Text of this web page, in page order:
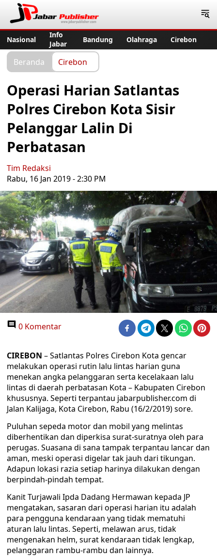
Nasional
Info
Jabar
Bandung Olahraga Cirebon
Beranda Cirebon
Operasi Harian Satlantas
Polres Cirebon Kota Sisir
Pelanggar Lalin Di
Perbatasan
Tim Redaksi
Rabu, 16 Jan 2019 - 2:30 PM
0 Komentar
CIREBON – Satlantas Polres Cirebon Kota gencar
melakukan operasi rutin lalu lintas harian guna
menekan angka pelanggaran serta kecelakaan lalu
lintas di daerah perbatasan Kota – Kabupaten Cirebon
khususnya. Seperti terpantau jabarpublisher.com di
Jalan Kalijaga, Kota Cirebon, Rabu (16/2/2019) sore.
Puluhan sepeda motor dan mobil yang melintas
diberhentikan dan diperkisa surat-suratnya oleh para
perugas. Suasana di sana tampak terpantau lancar dan
aman, meski operasi digelar tak jauh dari tikungan.
Adapun lokasi razia setiap harinya dilakukan dengan
berpindah-pindah tempat.
Kanit Turjawali Ipda Dadang Hermawan kepada JP
mengatakan, sasaran dari operasi harian itu adalah
para pengguna kendaraan yang tidak mematuhi
aturan lalu lintas. Seperti, melawan arus, tidak
mengenakan helm, surat kendaraan tidak lengkap,
pelanggaran rambu-rambu dan lainnya.